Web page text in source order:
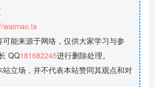
waimao.la
能来源于网络，仅供大家学习与参
QQ181682245进行删除处理。
立场，并不代表本站赞同其观点和对